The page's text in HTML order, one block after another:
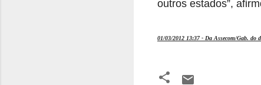
outros estados”,
01/03/2012 13:37 - Da Assecom/Gab. do